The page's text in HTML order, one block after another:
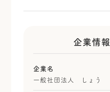
企業情報
企業名
一般社団法人 しょう